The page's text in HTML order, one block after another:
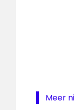
Slam
Meer